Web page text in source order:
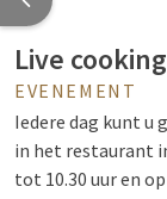
Live
EVENEMENT
Iedere dag kunt
in het restaurant
tot 10.30 uur en